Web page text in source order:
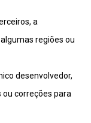
a
regiões ou
desenvolvedor,
correções para